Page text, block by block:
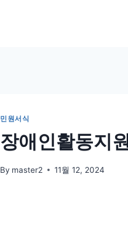
민원서식
장애인활동지
By master2 11월 12, 2024